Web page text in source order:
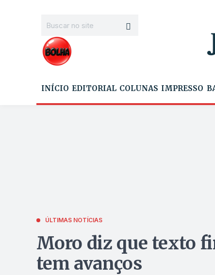
INÍCIO EDITORIAL COLUNAS IMPRESSO
ÚLTIMAS NOTÍCIAS
Moro diz que texto
tem avanços